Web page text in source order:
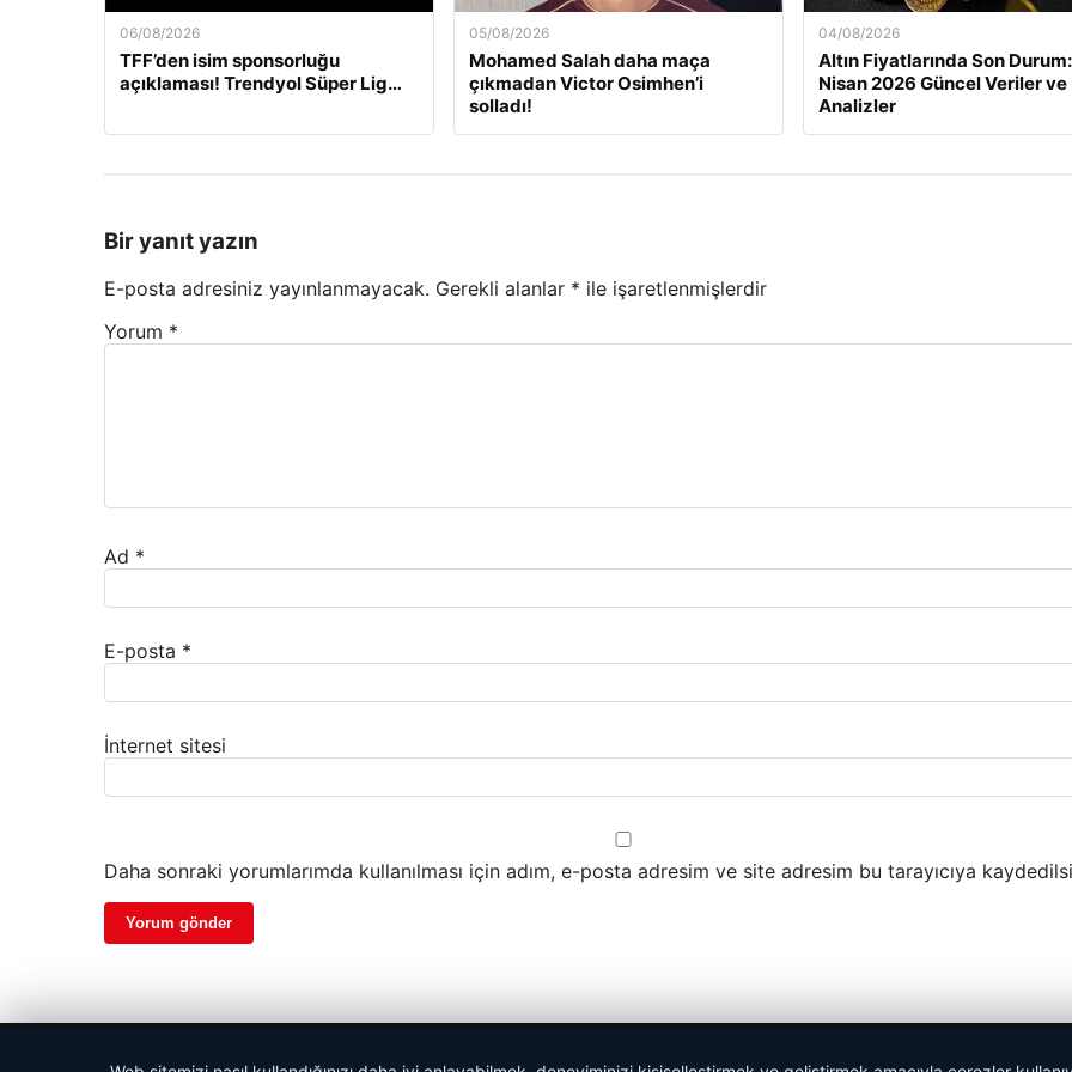
06/08/2026
TFF’den isim sponsorluğu
açıklaması! Trendyol Süper Lig…
05/08/2026
Mohamed Salah daha maça
çıkmadan Victor Osimhen’i
solladı!
04/08/2026
Altın Fiyatlarında Son
Nisan 2026 Güncel Veriler ve
Analizler
Bir yanıt yazın
E-posta adresiniz yayınlanmayacak. Gerekli alanlar * ile işaretlenmişlerdir
Yorum *
Ad *
E-posta *
İnternet sitesi
Daha sonraki yorumlarımda kullanılması için adım, e-posta adresim ve site adresim bu tarayıcıya